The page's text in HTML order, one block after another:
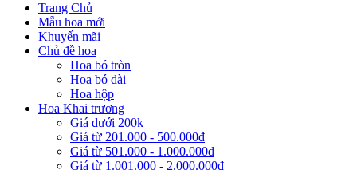
Trang Chủ
Mẫu hoa mới
Khuyến mãi
Chủ đề hoa
Hoa bó tròn
Hoa bó dài
Hoa hộp
Hoa Khai trương
Giá dưới 200k
Giá từ 201.000 - 500.000đ
Giá từ 501.000 - 1.000.000đ
Giá từ 1.001.000 - 2.000.000đ